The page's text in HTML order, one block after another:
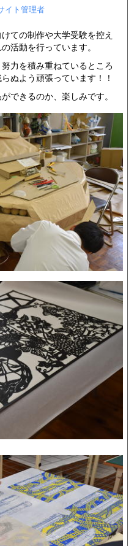
イト管理者
ての制作や大学受験を控え
活動を行っています。
力を積み重ねているところ
ぬよう頑張っています！！
できるのか、楽しみです。